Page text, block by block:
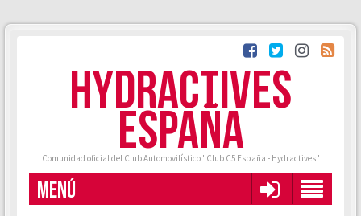
HYDRACTIVES
ESPAÑA
Comunidad oficial del Club Automovilístico "Club C5 España - Hydractives"
MENÚ